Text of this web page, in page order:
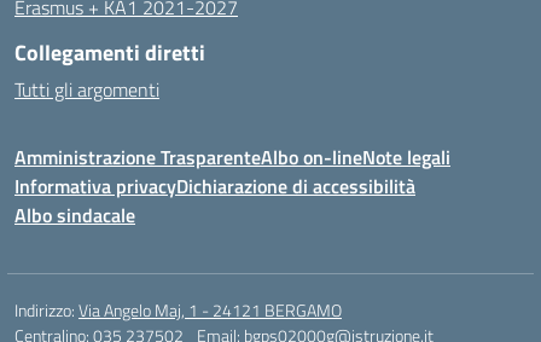
Erasmus + KA1 2021-2027
Collegamenti diretti
Tutti gli argomenti
Amministrazione TrasparenteAlbo on-lineNote legali
Informativa privacyDichiarazione di accessibilità
Albo sindacale
Indirizzo:Via Angelo Maj, 1 - 24121 BERGAMO
Centralino:035 237502 Email: bgps02000g@istruzione.it